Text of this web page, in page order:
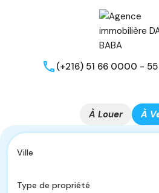
(+216) 51 66 0000 -
À Louer À
Ville
Type de propriété